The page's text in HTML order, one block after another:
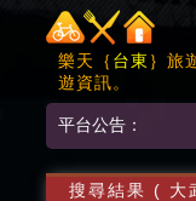
樂天｛ 台東 ｝旅
遊資訊。
平台公告：
搜尋結果 ( 大